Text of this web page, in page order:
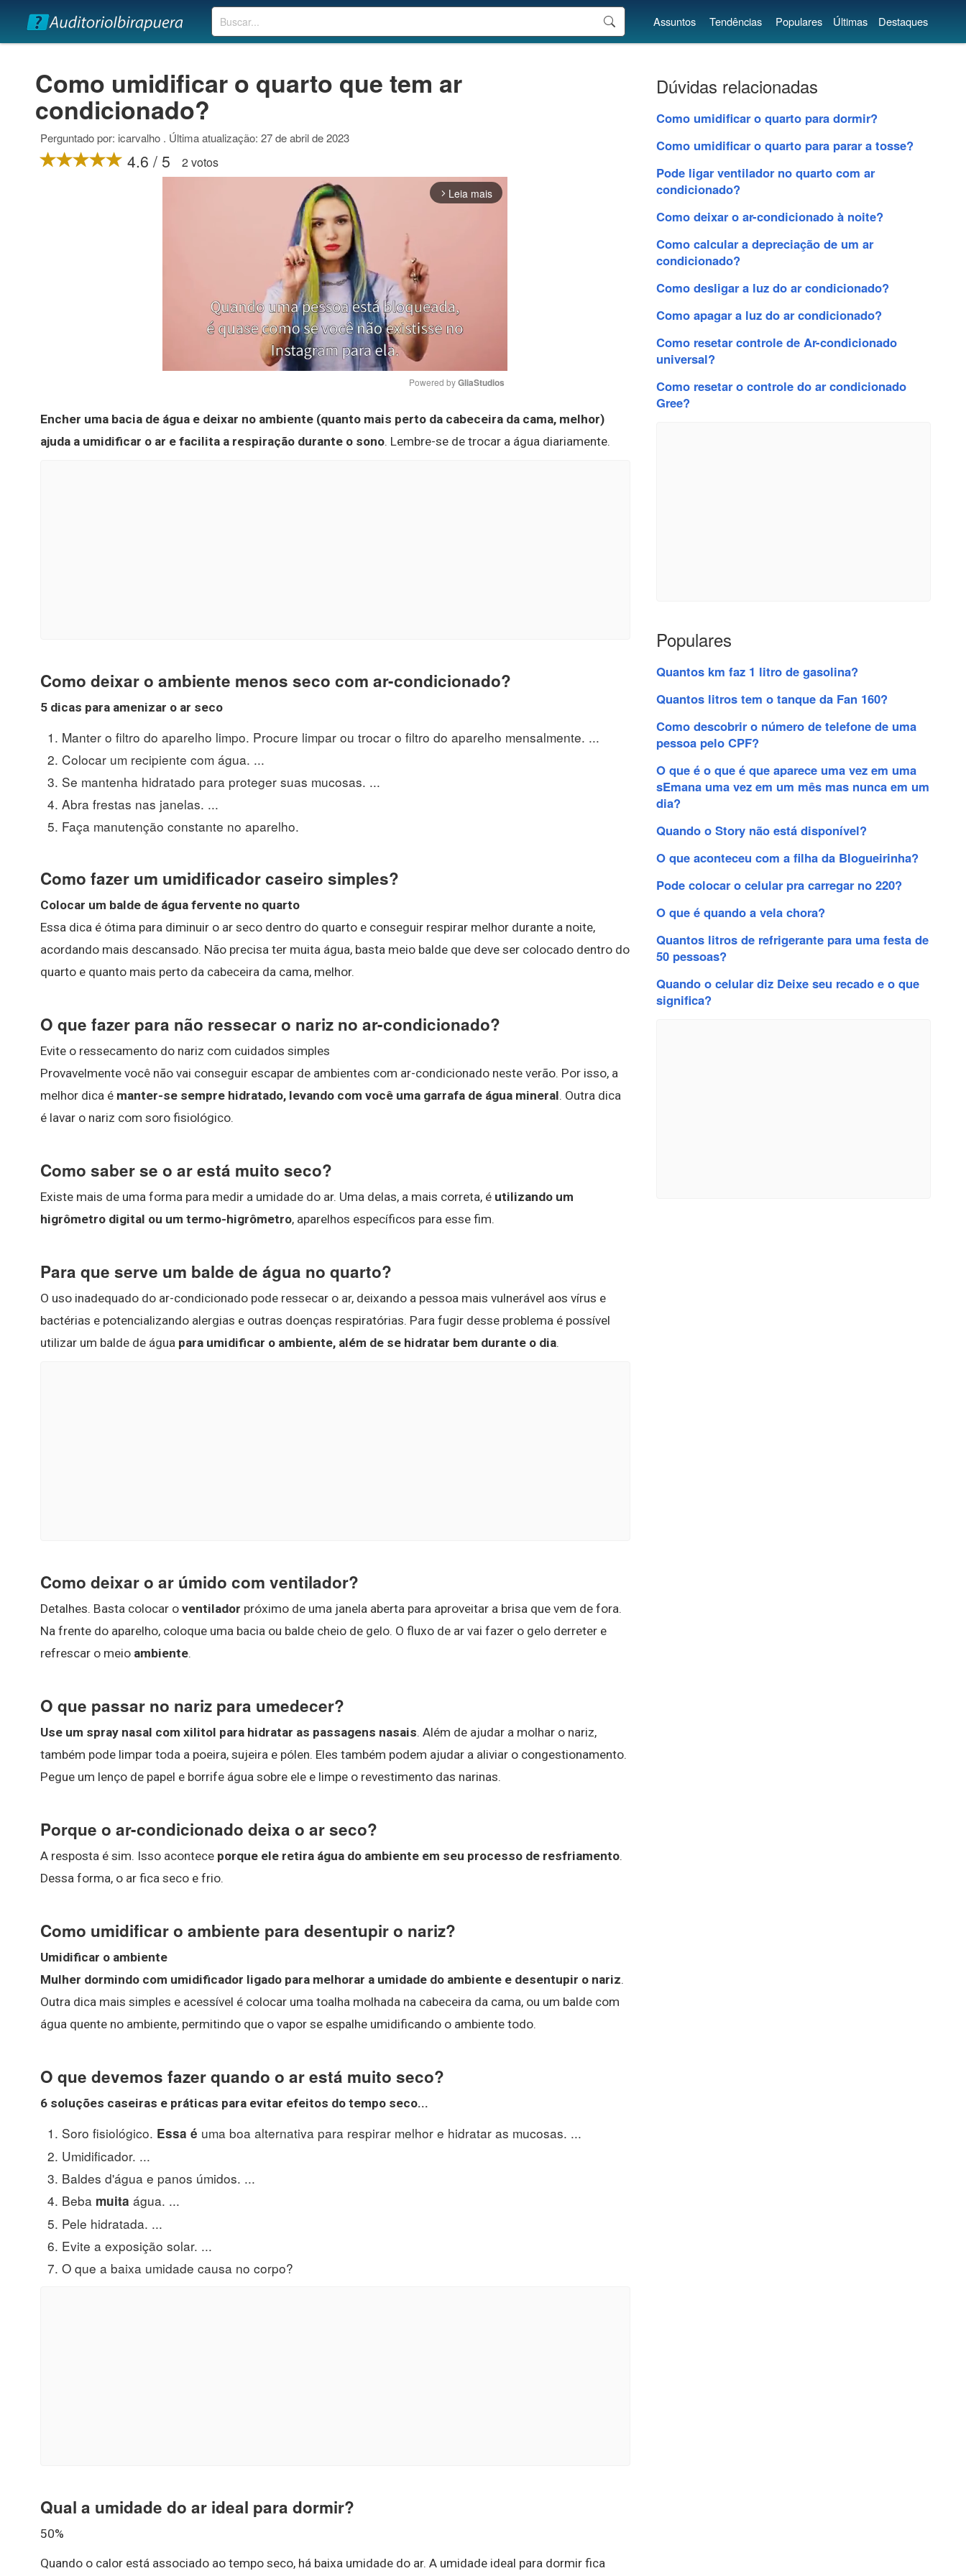
Buscar Assuntos Tendências Populares Últimas Destaques
Como umidificar o quarto que tem ar
condicionado?
Perguntado por: icarvalho . Última atualização: 27 de abril de 2023
4.6 / 5 2 votos
arrow_forward_ios Leia mais
Mute
Powered by GliaStudios
Encher uma bacia de água e deixar no ambiente (quanto mais perto da cabeceira da cama, melhor)
ajuda a umidificar o ar e facilita a respiração durante o sono. Lembre-se de trocar a água diariamente.
Como deixar o ambiente menos seco com ar-condicionado?
5 dicas para amenizar o ar seco
Manter o filtro do aparelho limpo. Procure limpar ou trocar o filtro do aparelho mensalmente. ...
Colocar um recipiente com água. ...
Se mantenha hidratado para proteger suas mucosas. ...
Abra frestas nas janelas. ...
Faça manutenção constante no aparelho.
Como fazer um umidificador caseiro simples?
Colocar um balde de água fervente no quarto
Essa dica é ótima para diminuir o ar seco dentro do quarto e conseguir respirar melhor durante a noite,
acordando mais descansado. Não precisa ter muita água, basta meio balde que deve ser colocado dentro do
quarto e quanto mais perto da cabeceira da cama, melhor.
O que fazer para não ressecar o nariz no ar-condicionado?
Evite o ressecamento do nariz com cuidados simples
Provavelmente você não vai conseguir escapar de ambientes com ar-condicionado neste verão. Por isso, a
melhor dica é manter-se sempre hidratado, levando com você uma garrafa de água mineral. Outra dica
é lavar o nariz com soro fisiológico.
Como saber se o ar está muito seco?
Existe mais de uma forma para medir a umidade do ar. Uma delas, a mais correta, é utilizando um
higrômetro digital ou um termo-higrômetro, aparelhos específicos para esse fim.
Para que serve um balde de água no quarto?
O uso inadequado do ar-condicionado pode ressecar o ar, deixando a pessoa mais vulnerável aos vírus e
bactérias e potencializando alergias e outras doenças respiratórias. Para fugir desse problema é possível
utilizar um balde de água para umidificar o ambiente, além de se hidratar bem durante o dia.
Como deixar o ar úmido com ventilador?
Detalhes. Basta colocar o ventilador próximo de uma janela aberta para aproveitar a brisa que vem de fora.
Na frente do aparelho, coloque uma bacia ou balde cheio de gelo. O fluxo de ar vai fazer o gelo derreter e
refrescar o meio ambiente.
O que passar no nariz para umedecer?
Use um spray nasal com xilitol para hidratar as passagens nasais. Além de ajudar a molhar o nariz,
também pode limpar toda a poeira, sujeira e pólen. Eles também podem ajudar a aliviar o congestionamento.
Pegue um lenço de papel e borrife água sobre ele e limpe o revestimento das narinas.
Porque o ar-condicionado deixa o ar seco?
A resposta é sim. Isso acontece porque ele retira água do ambiente em seu processo de resfriamento.
Dessa forma, o ar fica seco e frio.
Como umidificar o ambiente para desentupir o nariz?
Umidificar o ambiente
Mulher dormindo com umidificador ligado para melhorar a umidade do ambiente e desentupir o nariz.
Outra dica mais simples e acessível é colocar uma toalha molhada na cabeceira da cama, ou um balde com
água quente no ambiente, permitindo que o vapor se espalhe umidificando o ambiente todo.
O que devemos fazer quando o ar está muito seco?
6 soluções caseiras e práticas para evitar efeitos do tempo seco...
Soro fisiológico. Essa é uma boa alternativa para respirar melhor e hidratar as mucosas. ...
Umidificador. ...
Baldes d'água e panos úmidos. ...
Beba muita água. ...
Pele hidratada. ...
Evite a exposição solar. ...
O que a baixa umidade causa no corpo?
Qual a umidade do ar ideal para dormir?
50%
Quando o calor está associado ao tempo seco, há baixa umidade do ar. A umidade ideal para dormir fica
Dúvidas relacionadas
Como umidificar o quarto para dormir?
Como umidificar o quarto para parar a tosse?
Pode ligar ventilador no quarto com ar
condicionado?
Como deixar o ar-condicionado à noite?
Como calcular a depreciação de um ar
condicionado?
Como desligar a luz do ar condicionado?
Como apagar a luz do ar condicionado?
Como resetar controle de Ar-condicionado
universal?
Como resetar o controle do ar condicionado
Gree?
Populares
Quantos km faz 1 litro de gasolina?
Quantos litros tem o tanque da Fan 160?
Como descobrir o número de telefone de uma
pessoa pelo CPF?
O que é o que é que aparece uma vez em uma
sEmana uma vez em um mês mas nunca em um
dia?
Quando o Story não está disponível?
O que aconteceu com a filha da Blogueirinha?
Pode colocar o celular pra carregar no 220?
O que é quando a vela chora?
Quantos litros de refrigerante para uma festa de
50 pessoas?
Quando o celular diz Deixe seu recado e o que
significa?